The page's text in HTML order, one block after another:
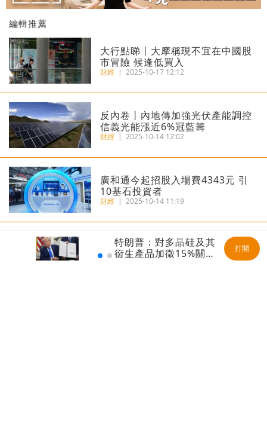
編輯推薦
大行點睇丨大摩稱現不宜在中國股
市冒險 候逢低買入
財經 | 2025-10-17 12:12
反內卷丨內地傳加強光伏產能調控
信義光能漲近6%冠藍籌
財經 | 2025-10-14 12:02
廣和通今起招股入場費4343元 引
10基石投資者
財經 | 2025-10-14 11:19
港匯再觸7.85弱方保證 金管局200
億接港元沽盤
特朗普：對多晶硅及其
衍生產品加徵15%關
打開